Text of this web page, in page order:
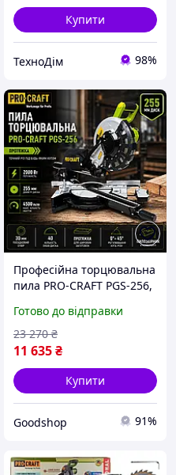
Купити
ТехноДім 98%
Професійна торцювальна
пила PRO-CRAFT PGS-256,
протяжки, 4500 об/хв,
лазерна розмітка
Готово до відправки
11 635₴
23 270 ₴
Купити
Goodshop 91%